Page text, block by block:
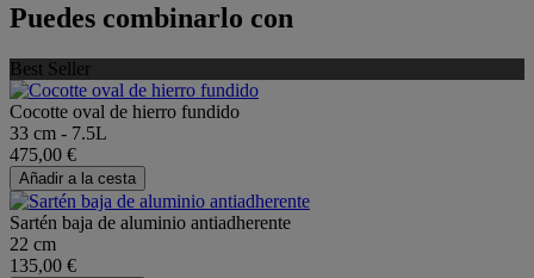
Puedes combinarlo con
Best Seller
Cocotte oval de hierro fundido
33 cm - 7.5L
475,00 €
Añadir a la cesta
Sartén baja de aluminio antiadherente
22 cm
135,00 €